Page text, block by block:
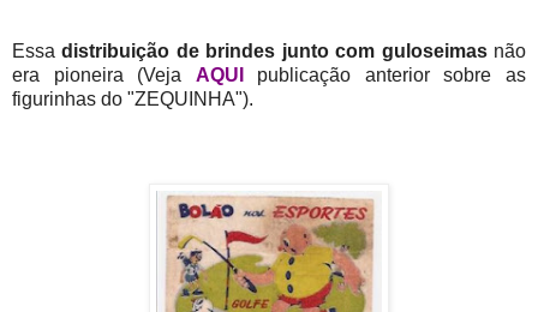
Essadistribuição de brindes junto com guloseimasnão
era pioneira (Veja AQUI
publicação anterior sobre as
figurinhas do "ZEQUINHA").